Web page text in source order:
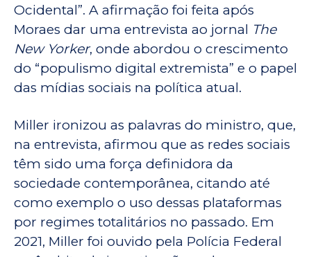
Ocidental”. A afirmação foi feita após
Moraes dar uma entrevista ao jornal The
New Yorker, onde abordou o crescimento
do “populismo digital extremista” e o papel
das mídias sociais na política atual.
Miller ironizou as palavras do ministro, que,
na entrevista, afirmou que as redes sociais
têm sido uma força definidora da
sociedade contemporânea, citando até
como exemplo o uso dessas plataformas
por regimes totalitários no passado. Em
2021, Miller foi ouvido pela Polícia Federal